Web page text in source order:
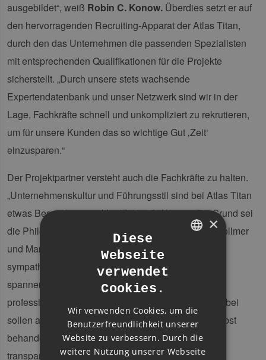
ausgebildet“, weiß Robin C. Konow. Überdies setzt er auf
den hervorragenden Recruiting-Apparat der Atlas Titan,
durch den das Unternehmen die passenden Spezialisten
mit entsprechenden Qualifikationen für die Projekte
sicherstellt. „Durch unsere stets wachsende
Expertendatenbank und unser Netzwerk sind wir in der
Lage, Fachkräfte schnell und unkompliziert zu rekrutieren,
um für unsere Kunden das so wichtige Gut ‚Zeit‘
einzusparen.“
Der Projektpartner versteht auch die Fachkräfte zu halten.
„Unternehmenskultur und Führungsstil sind bei Atlas Titan
etwas Besonderes“, erklärt Robin C. Konow. Ein Grund sei
die Philosophie der Unternehmensgründer, Franz Vollmer
und Markus Sternitzke. Ihr Ziel ist es „kluge und
sympathische Menschen für die Idee zu gewinnen,
spannende Projekte im&60;technischen Bereich
professionell, innovativ und flexibel umzusetzen. Dabei
sollen alle so&60;miteinander umgehen, wie sie selbst
behandelt werden wollten: fair,
transparent,&60;verantwortlich und verbindlich.“ Von
×
Diese
Webseite
verwendet
Cookies.
Wir verwenden Cookies, um die
Benutzerfreundlichkeit unserer
Website zu verbessern. Durch die
weitere Nutzung unserer Webseite